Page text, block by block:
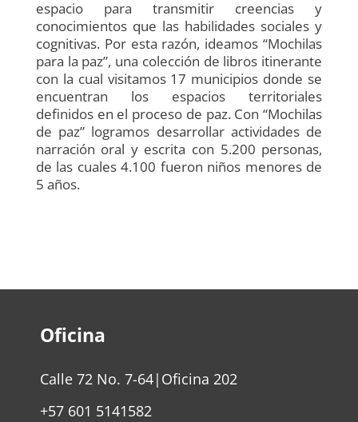
espacio para transmitir creencias y
conocimientos que las habilidades sociales y
cognitivas. Por esta razón, ideamos “Mochilas
para la paz”, una colección de libros itinerante
con la cual visitamos 17 municipios donde se
encuentran los espacios territoriales
definidos en el proceso de paz. Con “Mochilas
de paz” logramos desarrollar actividades de
narración oral y escrita con 5.200 personas,
de las cuales 4.100 fueron niños menores de
5 años.
Oficina
Calle 72 No. 7-64|Oficina 202
+57 601 5141582